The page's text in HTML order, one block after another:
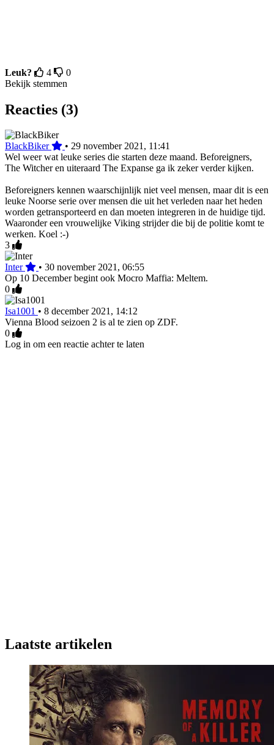
Leuk? 4
0
Bekijk stemmen
Reacties (3)
BlackBiker • 29 november 2021, 11:41
Wel weer wat leuke series die starten deze maand. Beforeigners,
The Witcher en uiteraard The Expanse ga ik zeker verder kijken.
Beforeigners kennen waarschijnlijk niet veel mensen, maar dit is een
leuke Noorse serie over mensen die uit het verleden naar het heden
worden getransporteerd en dan moeten integreren in de huidige tijd.
Waaronder een vrouwelijke Viking strijder die bij de politie komt te
werken. Koel :-)
3
Inter • 30 november 2021, 06:55
Op 10 December begint ook Mocro Maffia: Meltem.
0
Isa1001 • 8 december 2021, 14:12
Vienna Blood seizoen 2 is al te zien op ZDF.
0
Log in om een reactie achter te laten
Laatste artikelen